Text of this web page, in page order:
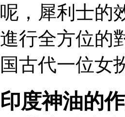
呢，犀利士的
進行全方位的
国古代一位女
印度神油的